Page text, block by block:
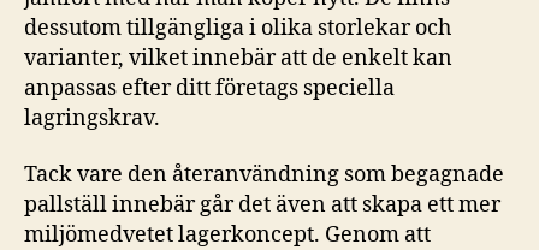
dessutom tillgängliga i olika storlekar och
varianter, vilket innebär att de enkelt kan
anpassas efter ditt företags speciella
lagringskrav.
Tack vare den återanvändning som begagnade
pallställ innebär går det även att skapa ett mer
miljömedvetet lagerkoncept. Genom att